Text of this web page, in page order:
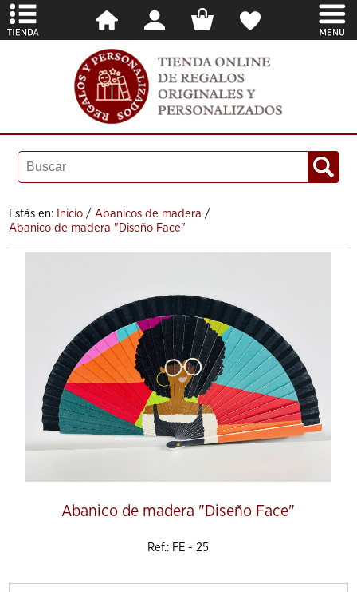
Estás en: Inicio / Abanicos de madera /
Abanico de madera "Diseño Face"
Abanico de madera "Diseño Face"
Ref.: FE - 25